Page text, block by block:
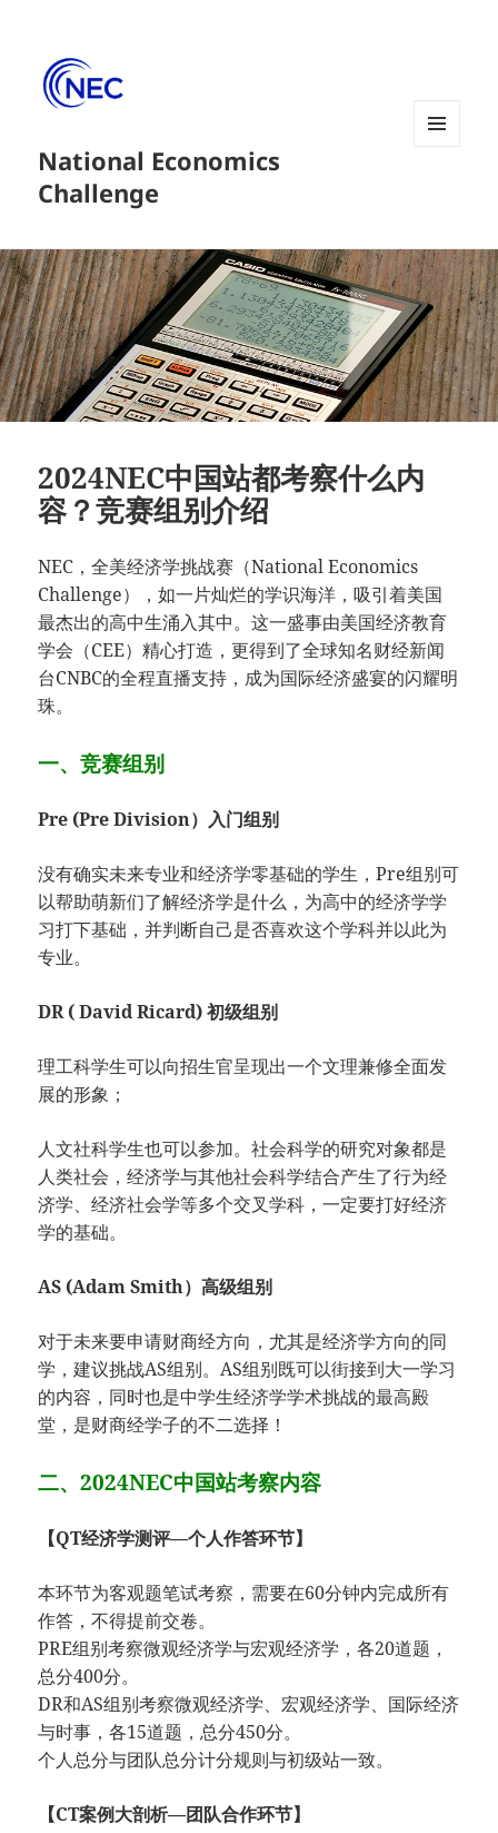
National Economics
Challenge
2024NEC中国站都考察什么内
容？竞赛组别介绍
NEC，全美经济学挑战赛（National Economics
Challenge），如一片灿烂的学识海洋，吸引着美国
最杰出的高中生涌入其中。这一盛事由美国经济教育
学会（CEE）精心打造，更得到了全球知名财经新闻
台CNBC的全程直播支持，成为国际经济盛宴的闪耀明
珠。
一、竞赛组别
Pre (Pre Division）入门组别
没有确实未来专业和经济学零基础的学生，Pre组别可
以帮助萌新们了解经济学是什么，为高中的经济学学
习打下基础，并判断自己是否喜欢这个学科并以此为
专业。
DR ( David Ricard) 初级组别
理工科学生可以向招生官呈现出一个文理兼修全面发
展的形象；
人文社科学生也可以参加。社会科学的研究对象都是
人类社会，经济学与其他社会科学结合产生了行为经
济学、经济社会学等多个交叉学科，一定要打好经济
学的基础。
AS (Adam Smith）高级组别
对于未来要申请财商经方向，尤其是经济学方向的同
学，建议挑战AS组别。AS组别既可以街接到大一学习
的内容，同时也是中学生经济学学术挑战的最高殿
堂，是财商经学子的不二选择！
二、2024NEC中国站考察内容
【QT经济学测评—个人作答环节】
本环节为客观题笔试考察，需要在60分钟内完成所有
作答，不得提前交卷。
PRE组别考察微观经济学与宏观经济学，各20道题，
总分400分。
DR和AS组别考察微观经济学、宏观经济学、国际经济
与时事，各15道题，总分450分。
个人总分与团队总分计分规则与初级站一致。
【CT案例大剖析—团队合作环节】